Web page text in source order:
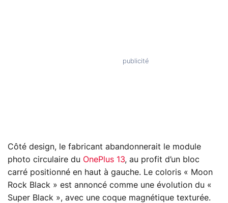
Côté design, le fabricant abandonnerait le module
photo circulaire du OnePlus 13, au profit d’un bloc
carré positionné en haut à gauche. Le coloris « Moon
Rock Black » est annoncé comme une évolution du «
Super Black », avec une coque magnétique texturée.